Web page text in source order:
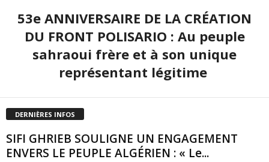
53e ANNIVERSAIRE DE LA CRÉATION
DU FRONT POLISARIO : Au peuple
sahraoui frère et à son unique
représentant légitime
DERNIÈRES INFOS
SIFI GHRIEB SOULIGNE UN ENGAGEMENT
ENVERS LE PEUPLE ALGÉRIEN : « Le...